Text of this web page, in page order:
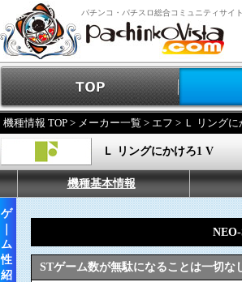
パチンコ・パチスロ総合コミュニティサイト
機種情報 TOP > メーカー一覧 > エフ > Ｌ リングに
Ｌ リングにかけろ1 V
機種基本情報
ゲ
ム
性
紹
STゲーム数が無駄になることは一切な